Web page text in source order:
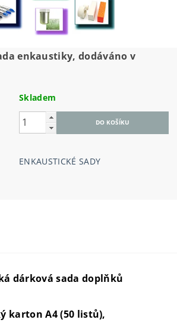
enkaustiky, dodáváno v
Skladem
ENKAUSTICKÉ SADY
dárková sada doplňků
karton A4 (50 listů),